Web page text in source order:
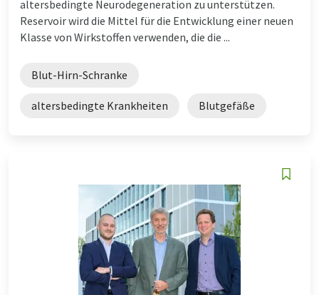
altersbedingte Neurodegeneration zu unterstützen.
Reservoir wird die Mittel für die Entwicklung einer neuen
Klasse von Wirkstoffen verwenden, die die ...
Blut-Hirn-Schranke
altersbedingte Krankheiten Blutgefäße